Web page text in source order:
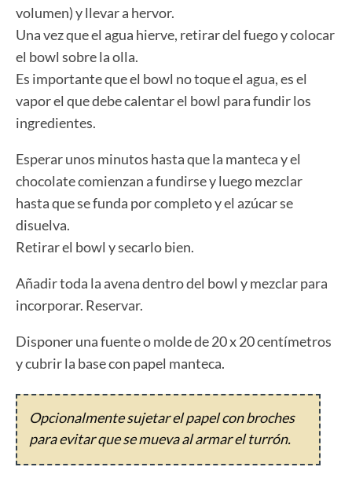
volumen) y llevar a hervor.
Una vez que el agua hierve, retirar del fuego y colocar
el bowl sobre la olla.
Es importante que el bowl no toque el agua, es el
vapor el que debe calentar el bowl para fundir los
ingredientes.
Esperar unos minutos hasta que la manteca y el
chocolate comienzan a fundirse y luego mezclar
hasta que se funda por completo y el azúcar se
disuelva.
Retirar el bowl y secarlo bien.
Añadir toda la avena dentro del bowl y mezclar para
incorporar. Reservar.
Disponer una fuente o molde de 20 x 20 centímetros
y cubrir la base con papel manteca.
Opcionalmente sujetar el papel con broches
para evitar que se mueva al armar el turrón.